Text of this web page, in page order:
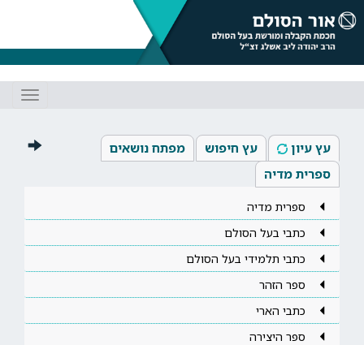
עץ עיון עץ חיפוש
מפתח נושאים
ספרית מדיה
ספרית מדיה
כתבי בעל הסולם
כתבי תלמידי בעל הסולם
ספר הזהר
כתבי הארי
ספר היצירה